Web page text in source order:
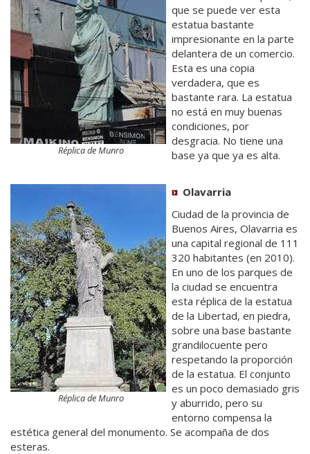
Réplica de Munro
que se puede ver esta
estatua bastante
impresionante en la parte
delantera de un comercio.
Esta es una copia
verdadera, que es
bastante rara. La estatua
no está en muy buenas
condiciones, por
desgracia. No tiene una
base ya que ya es alta.
Réplica de Munro
Olavarria
Ciudad de la provincia de
Buenos Aires, Olavarria es
una capital regional de 111
320 habitantes (en 2010).
En uno de los parques de
la ciudad se encuentra
esta réplica de la estatua
de la Libertad, en piedra,
sobre una base bastante
grandilocuente pero
respetando la proporción
de la estatua. El conjunto
es un poco demasiado gris
y aburrido, pero su
entorno compensa la
estética general del monumento. Se acompaña de dos
esteras.